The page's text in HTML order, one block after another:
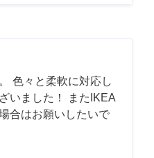
色々と柔軟に対応し
いました！ またIKEA
合はお願いしたいで